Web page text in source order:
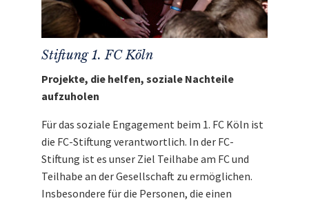
Seite nochmals ca. 10 cm hinzu
Den Erlös der Auktion „Highlights für Fans des
1. FC Köln: Kunstgeißbock von Thomas
Gala“ leiten wir direkt, ohne Abzug von Kosten,
an dieStiftung 1. FC Köln
Stiftung 1. FC Köln
Projekte, die helfen, soziale Nachteile
aufzuholen
Für das soziale Engagement beim 1. FC Köln ist
die FC-Stiftung verantwortlich. In der FC-
Stiftung ist es unser Ziel Teilhabe am FC und
Teilhabe an der Gesellschaft zu ermöglichen.
Insbesondere für die Personen, die einen